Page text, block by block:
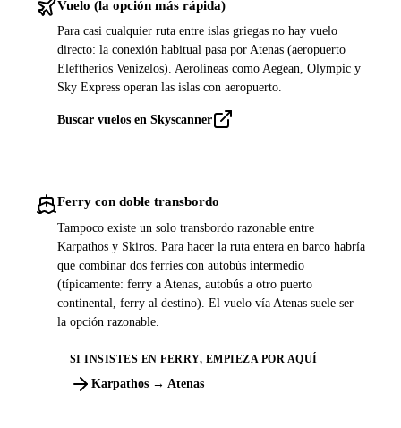
Vuelo (la opción más rápida)
Para casi cualquier ruta entre islas griegas no hay vuelo
directo: la conexión habitual pasa por Atenas (aeropuerto
Eleftherios Venizelos). Aerolíneas como Aegean, Olympic y
Sky Express operan las islas con aeropuerto.
Buscar vuelos en Skyscanner
Ferry con doble transbordo
Tampoco existe un solo transbordo razonable entre
Karpathos y Skiros. Para hacer la ruta entera en barco habría
que combinar dos ferries con autobús intermedio
(típicamente: ferry a Atenas, autobús a otro puerto
continental, ferry al destino). El vuelo vía Atenas suele ser
la opción razonable.
SI INSISTES EN FERRY, EMPIEZA POR AQUÍ
Karpathos → Atenas